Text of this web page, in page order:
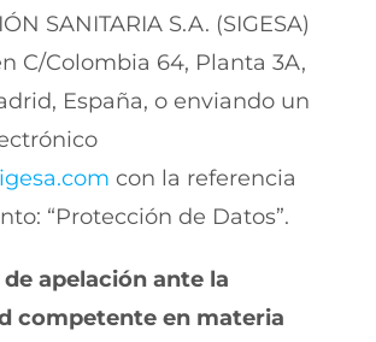
SANITARIA S.A. (SIGESA)
C/Colombia 64, Planta 3A,
España, o enviando un
con la referencia
“Protección de Datos”.
apelación ante la
competente en materia